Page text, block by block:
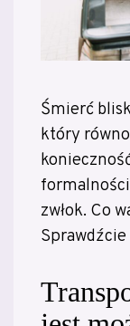
Śmierć
który
zwłok. Co